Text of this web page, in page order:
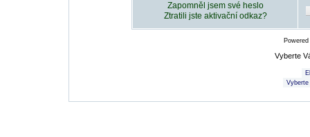
Zapomněl jsem své heslo
Ztratili jste aktivační odkaz?
Vyberte